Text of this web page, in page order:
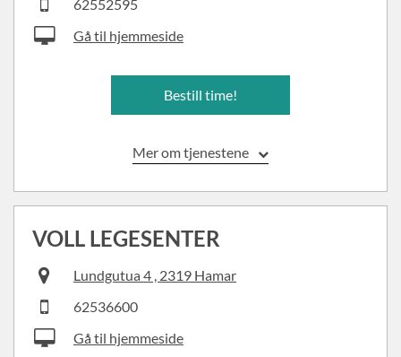
62552595
Gå til hjemmeside
Bestill time!
Mer om tjenestene
VOLL LEGESENTER
Lundgutua 4 , 2319 Hamar
62536600
Gå til hjemmeside